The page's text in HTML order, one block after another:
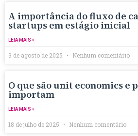
A importância do fluxo de
startups em estágio inicial
LEIA MAIS »
3 de agosto de 2025 Nenhum comentário
O que são unit economics e
importam
LEIA MAIS »
18 de julho de 2025 Nenhum comentário